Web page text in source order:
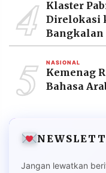
4
Klaster
Direlokasi
Bangkalan
5 NASIONAL
Kemenag
Bahasa
Jangan lewatkan